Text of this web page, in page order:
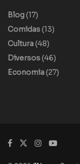
Blog(17)
Comidas(13)
Cultura(48)
Diversos(46)
Economia(27)